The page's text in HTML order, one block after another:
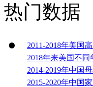
热门数据
2011-2018年美国
2018年来美国不
2014-2019年中国
2015-2020年中国